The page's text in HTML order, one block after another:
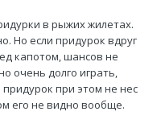
в рыжих жилетах.
Но если придурок вдруг
капотом, шансов не
очень долго играть,
при этом не нес
его не видно вообще.